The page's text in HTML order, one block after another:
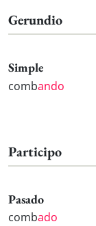
Gerundio
Simple
combando
Participo
Pasado
combado